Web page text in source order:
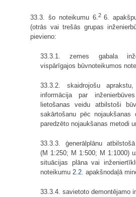
33.3. šo noteikumu 6.26.
(otrās vai trešās grupas
pievieno:
33.3.1. zemes gabala
vispārīgajos būvnoteikumos
33.3.2. skaidrojošu
informācija par
lietošanas veidu atbilstoši
sakārtošanu pēc
paredzēto nojaukšanas metodi
33.3.3. ģenerālplānu
(M 1:250; M 1:500; M 1:1000)
situācijas plāna vai
noteikumu 2.2. apakšnodaļā
33.3.4. savietoto demontējamo